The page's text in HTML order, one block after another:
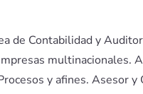
de Contabilidad y
multinacionales.
y afines. Asesor y